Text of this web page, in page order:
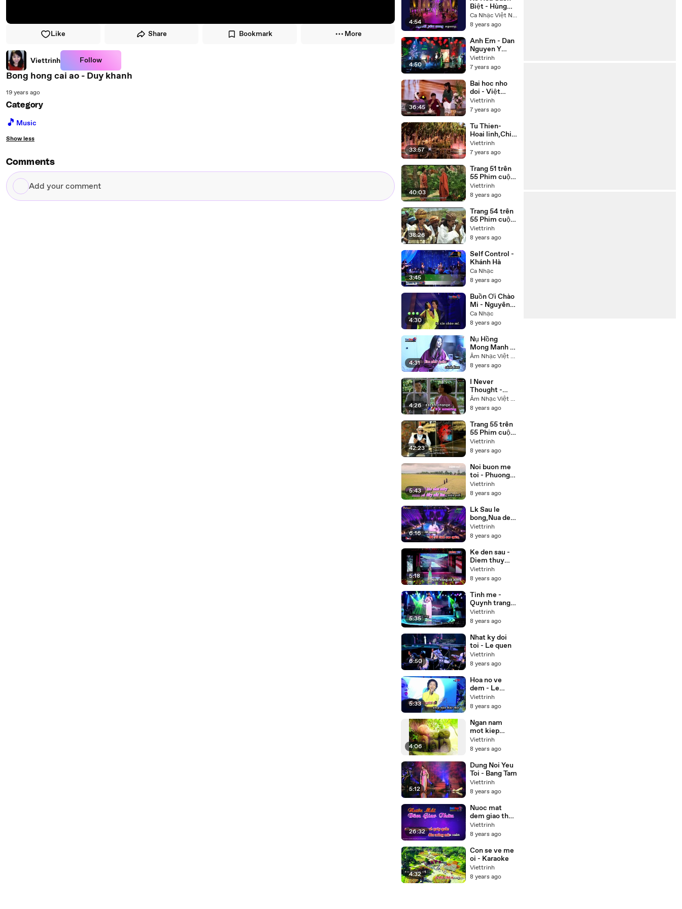
Like Share Bookmark More
Viettrinh Follow
Bong hong cai ao - Duy khanh
19 years ago
Category
🎵 Music
Show less
Comments
Add
your
4:54
Biệt - Hùng
Linh Hoàng
Lan
Ca Nhạc Việt Nam
8 years ago
4:50
Anh Em - Dan
Nguyen Y
Phung
Viettrinh
7 years ago
36:45
Bai hoc nho
doi - Việt
Hương, Chí
Tài, Thúy Nga,
Viettrinh
7 years ago
33:57
Tu Thien-
Hoai linh,Chi
tai,Trung
Dan,Thuy
Viettrinh
7 years ago
40:03
Trang 51 trên
55 Phim cuộc
đời Đức Phật
Thích Ca
bộ 55 tập lồng
tiếng
Viettrinh
8 years ago
38:26
Trang 54 trên
55 Phim cuộc
đời Đức Phật
Thích Ca
bộ 55 tập lồng
tiếng
Viettrinh
8 years ago
3:45
Self Control -
Khánh Hà
Ca Nhạc
8 years ago
4:30
Buồn Ơi Chào
Mi - Nguyên
Hưng
Ca Nhạc
8 years ago
4:31
Nụ Hồng
Mong Manh -
Tú Quyên
Âm Nhạc Việt Nam
8 years ago
4:26
I Never
Thought -
Nhạc Ngoại -
Trish Thùy
Âm Nhạc Việt Nam
8 years ago
42:23
Trang 55 trên
55 Phim cuộc
đời Đức Phật
Thích Ca
tiếng 55 tập
trọn bộ
Viettrinh
8 years ago
5:43
Noi buon me
toi - Phuong
my chi,Thuy
duong Beat
Viettrinh
8 years ago
6:16
Lk Sau le
bong,Nua dem
ngoai pho -
Cong
nhan Karaoke
Viettrinh
8 years ago
5:18
Ke den sau -
Diem thuy
Karaoke
Viettrinh
8 years ago
5:35
Tinh me -
Quynh trang (
Karaoke Beat
)
Viettrinh
8 years ago
6:50
Nhat ky doi
toi - Le quen
Viettrinh
8 years ago
5:33
Hoa no ve
dem - Le
quyen
Karaoke
Viettrinh
8 years ago
4:06
Ngan nam
mot kiep
nguoi
Viettrinh
8 years ago
5:12
Dung Noi Yeu
Toi - Bang Tam
Viettrinh
8 years ago
26:32
Nuoc mat
dem giao thua
- Karaoke
Viettrinh
8 years ago
4:32
Con se ve me
oi - Karaoke
Viettrinh
8 years ago